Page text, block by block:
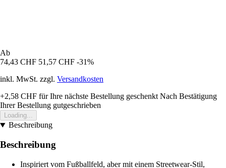
Ab
74,43 CHF 51,57 CHF -31%
inkl. MwSt. zzgl. Versandkosten
+2,58 CHF für Ihre nächste Bestellung geschenkt Nach Bestätigung
Ihrer Bestellung gutgeschrieben
Loading...
Beschreibung
Beschreibung
Inspiriert vom Fußballfeld, aber mit einem Streetwear-Stil,